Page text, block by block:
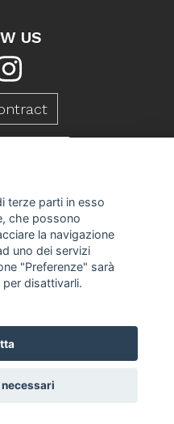
US
P.Iva 01088260409
Policy
Cookie
-
terze parti in esso
che possono
la navigazione
uno dei servizi
"Preferenze" sarà
disattivarli.